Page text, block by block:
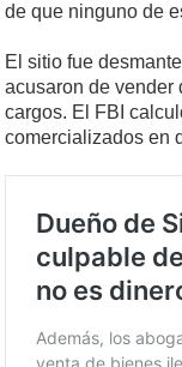
de que ninguno de
El sitio fue
acusaron de vender
cargos. El FBI
comercializados en